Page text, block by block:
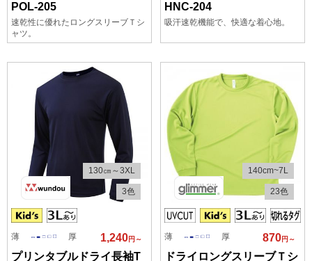
POL-205
速乾性に優れたロングスリーブＴシ
ャツ。
HNC-204
吸汗速乾機能で、快適な着心地。
3色
130㎝～3XL
薄 厚 1,240円～
プリンタブルドライ長袖T
23色
140cm~7L
薄 厚 870円～
ドライロングスリーブＴシ